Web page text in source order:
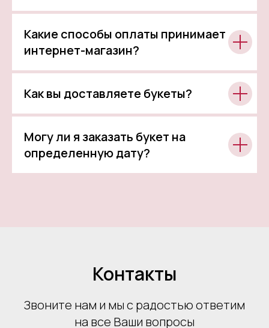
Какие способы оплаты принимает
интернет-магазин?
Как вы доставляете букеты?
Могу ли я заказать букет на
определенную дату?
Контакты
Звоните нам и мы с радостью ответим
на все Ваши вопросы